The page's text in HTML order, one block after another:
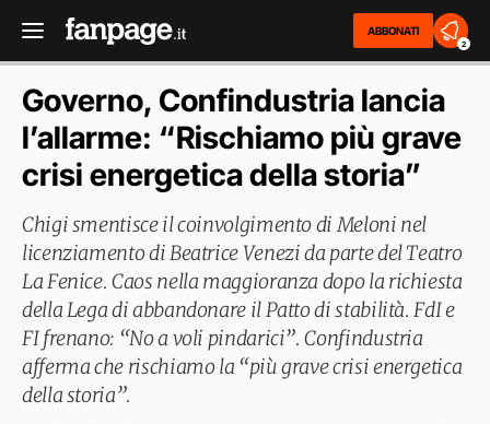
ABBONATI
2
Governo, Confindustria lancia
l’allarme: “Rischiamo più grave
crisi energetica della storia”
Chigi smentisce il coinvolgimento di Meloni nel
licenziamento di Beatrice Venezi da parte del Teatro
La Fenice. Caos nella maggioranza dopo la richiesta
della Lega di abbandonare il Patto di stabilità. FdI e
FI frenano: “No a voli pindarici”. Confindustria
afferma che rischiamo la “più grave crisi energetica
della storia”.